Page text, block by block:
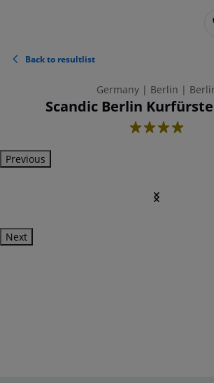
Back to resultlist
Germany | Berlin |
Scandic Berlin
4
Previous
Next